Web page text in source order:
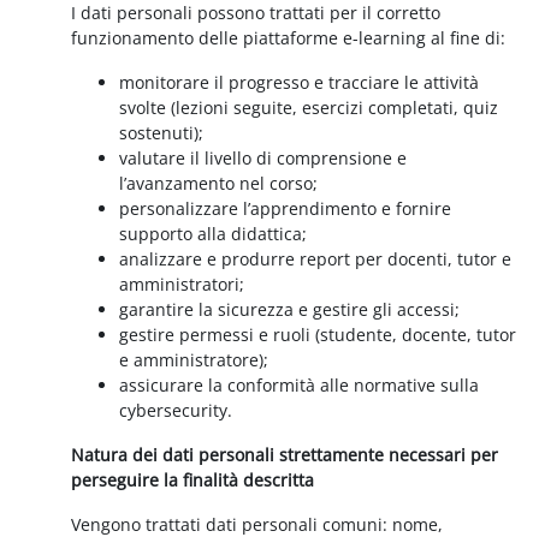
I dati personali possono trattati per il corretto
funzionamento delle piattaforme e-learning al fine di:
monitorare il progresso e tracciare le attività
svolte (lezioni seguite, esercizi completati, quiz
sostenuti);
valutare il livello di comprensione e
l’avanzamento nel corso;
personalizzare l’apprendimento e fornire
supporto alla didattica;
analizzare e produrre report per docenti, tutor e
amministratori;
garantire la sicurezza e gestire gli accessi;
gestire permessi e ruoli (studente, docente, tutor
e amministratore);
assicurare la conformità alle normative sulla
cybersecurity.
Natura dei dati personali strettamente necessari per
perseguire la finalità descritta
Vengono trattati dati personali comuni: nome,